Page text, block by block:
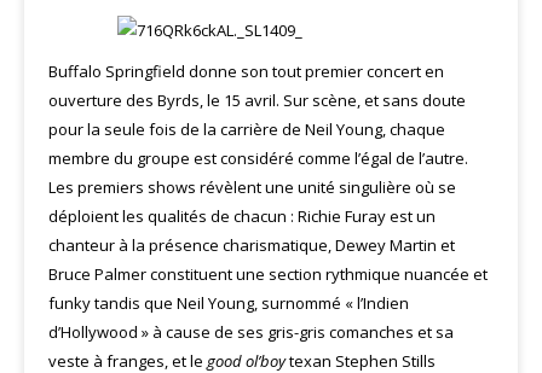
Buffalo Springfield donne son tout premier concert en
ouverture des Byrds, le 15 avril. Sur scène, et sans doute
pour la seule fois de la carrière de Neil Young, chaque
membre du groupe est considéré comme l’égal de l’autre.
Les premiers shows révèlent une unité singulière où se
déploient les qualités de chacun : Richie Furay est un
chanteur à la présence charismatique, Dewey Martin et
Bruce Palmer constituent une section rythmique nuancée et
funky tandis que Neil Young, surnommé « l’Indien
d’Hollywood » à cause de ses gris-gris comanches et sa
veste à franges, et le good ol’boytexan Stephen Stills